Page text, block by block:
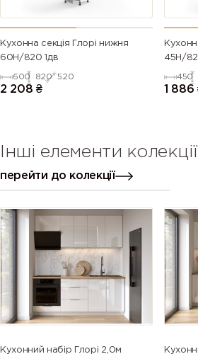
Кухонна секція Глорі нижня
60Н/820 1дв
600 820 520
2 208 ₴
45Н/
450
1 886
Інші елементи колекції
перейти до колекції
Кухонний набір Глорі 2,0м